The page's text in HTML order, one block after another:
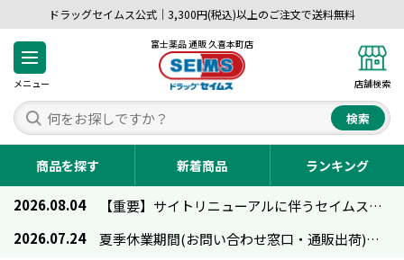
ドラッグセイムス公式｜3,300円(税込)以上のご注文で送料無料
メニュー
富士薬品 通販 久喜本町店
店舗検索
検索
商品を探す 新着商品 ランキング
2026.08.04
【重要】サイトリニューアルに伴うセイムス通販のご利用について
2026.07.24
夏季休業期間(お問い合わせ窓口・通販出荷)のお知らせ